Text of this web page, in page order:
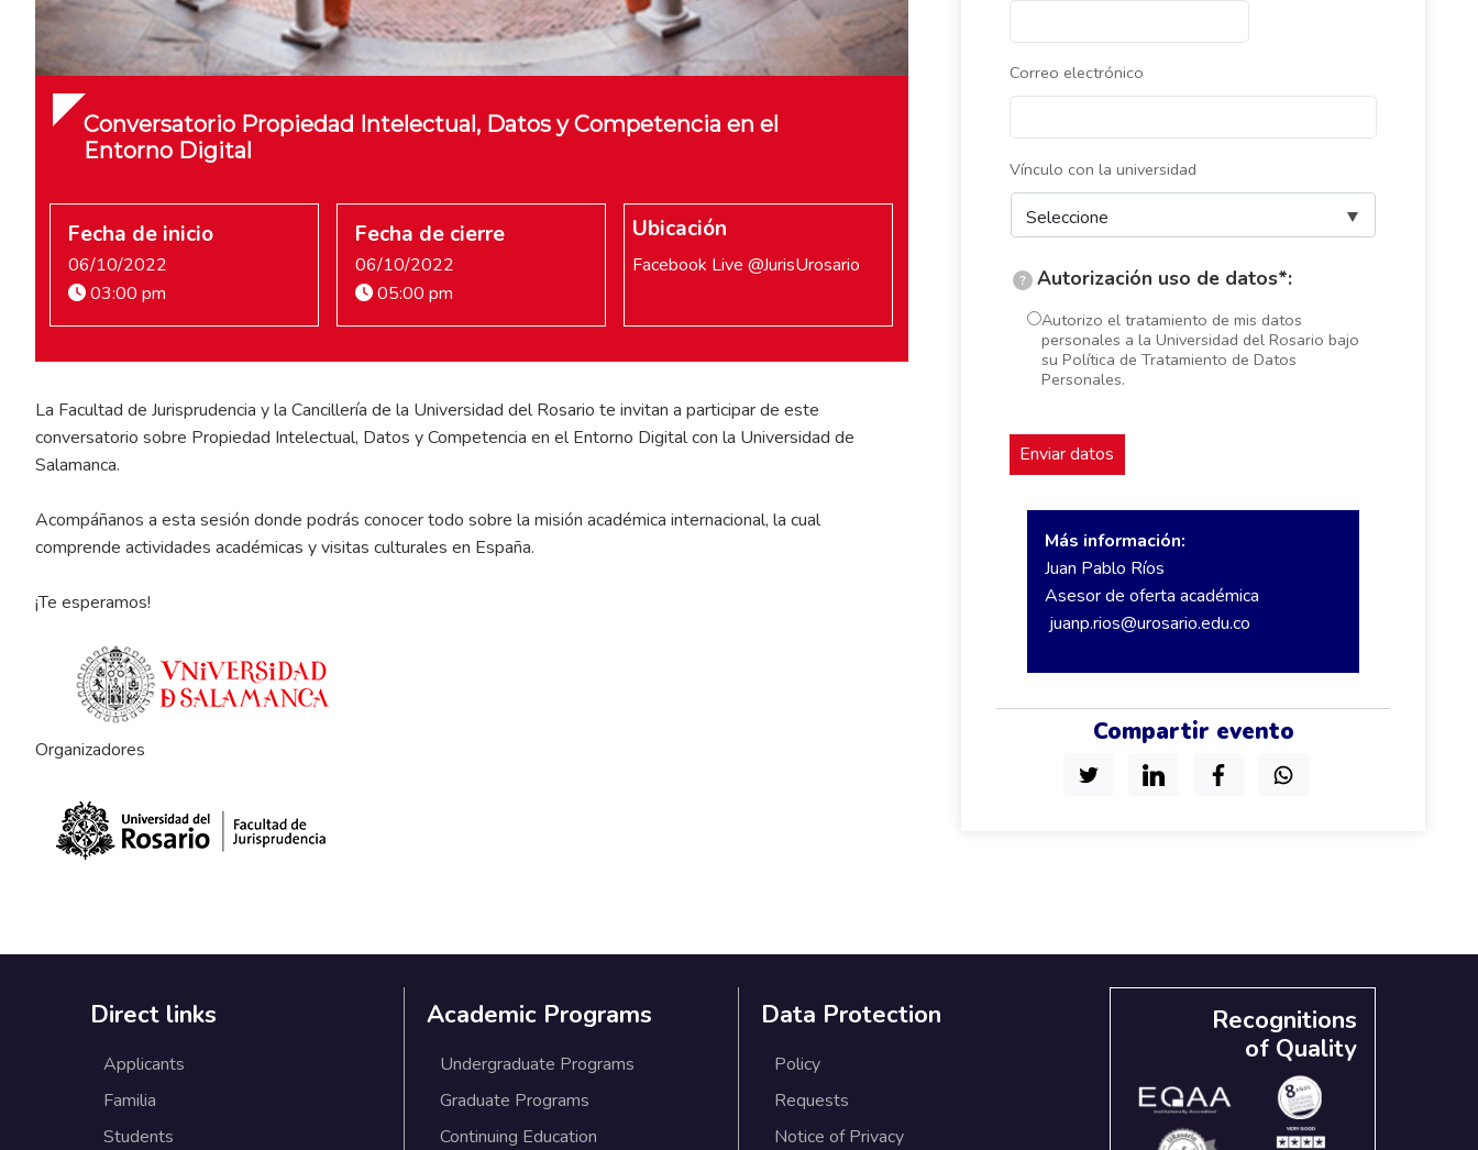
Correo electrónico
Vínculo con la universidad
? Autorización uso de datos*:
Autorizo el tratamiento de mis datos
personales a la Universidad del Rosario bajo
su Política de Tratamiento de Datos
Personales.
Más información:
Juan Pablo Ríos
Asesor de oferta académica
juanp.rios@urosario.edu.co
Compartir evento
Conversatorio Propiedad Intelectual, Datos y Competencia en el
Entorno Digital
Fecha de inicio
06/10/2022
03:00 pm
Fecha de cierre
06/10/2022
05:00 pm
Ubicación
Facebook Live @JurisUrosario
La Facultad de Jurisprudencia y la Cancillería de la Universidad del Rosario te invitan a participar de este
conversatorio sobre Propiedad Intelectual, Datos y Competencia en el Entorno Digital con la Universidad de
Salamanca.
Acompáñanos a esta sesión donde podrás conocer todo sobre la misión académica internacional, la cual
comprende actividades académicas y visitas culturales en España.
¡Te esperamos!
Organizadores
Direct links
Applicants
Familia
Students
Academic Programs
Undergraduate Programs
Graduate Programs
Continuing Education
Data Protection
Policy
Requests
Notice of Privacy
Recognitions
of Quality